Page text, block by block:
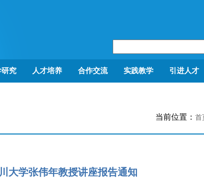
研究 人才培养 合作交流 实践教学 引进人才
当前位置： 首
大学张伟年教授讲座报告通知